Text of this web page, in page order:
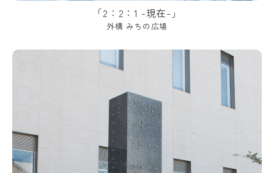
「2：2：1 -現在-」
外構 みちの広場